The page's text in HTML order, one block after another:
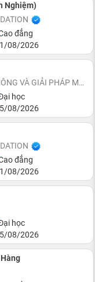
Nghiệm)
đẳng
08/2026
CÔNG TY TNHH DỊCH VỤ TRUYỀN THÔNG VÀ GIẢI PHÁP MARKETING MEKONG PRO
học
08/2026
đẳng
08/2026
học
08/2026